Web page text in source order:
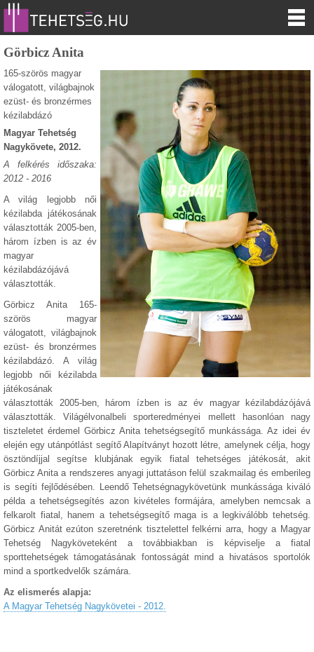
Görbicz Anita
165-szörös magyar
válogatott, világbajnok
ezüst- és bronzérmes
kézilabdázó
Magyar Tehetség
Nagykövete, 2012.
A felkérés időszaka:
2012 - 2016
A világ legjobb női
kézilabda játékosának
választották 2005-ben,
három ízben is az év
magyar
kézilabdázójává
választották.
Görbicz Anita 165-
szörös magyar
válogatott, világbajnok
ezüst- és bronzérmes
kézilabdázó. A világ
legjobb női kézilabda
játékosának
választották 2005-ben, három ízben is az év magyar kézilabdázójává
választották. Világélvonalbeli sporteredményei mellett hasonlóan nagy
tiszteletet érdemel Görbicz Anita tehetségsegítő munkássága. Az idei év
elején egy utánpótlást segítő Alapítványt hozott létre, amelynek célja, hogy
ösztöndíjjal segítse klubjának egyik fiatal tehetséges játékosát, akit
Görbicz Anita a rendszeres anyagi juttatáson felül szakmailag és emberileg
is segíti fejlődésében. Leendő Tehetségnagykövetünk munkássága kiváló
példa a tehetségsegítés azon kivételes formájára, amelyben nemcsak a
felkarolt fiatal, hanem a tehetségsegítő maga is a legkiválóbb tehetség.
Görbicz Anitát ezúton szeretnénk tisztelettel felkérni arra, hogy a Magyar
Tehetség Nagyköveteként a továbbiakban is képviselje a fiatal
sporttehetségek támogatásának fontosságát mind a hivatásos sportolók
mind a sportkedvelők számára.
Az elismerés alapja:
A Magyar Tehetség Nagykövetei - 2012.